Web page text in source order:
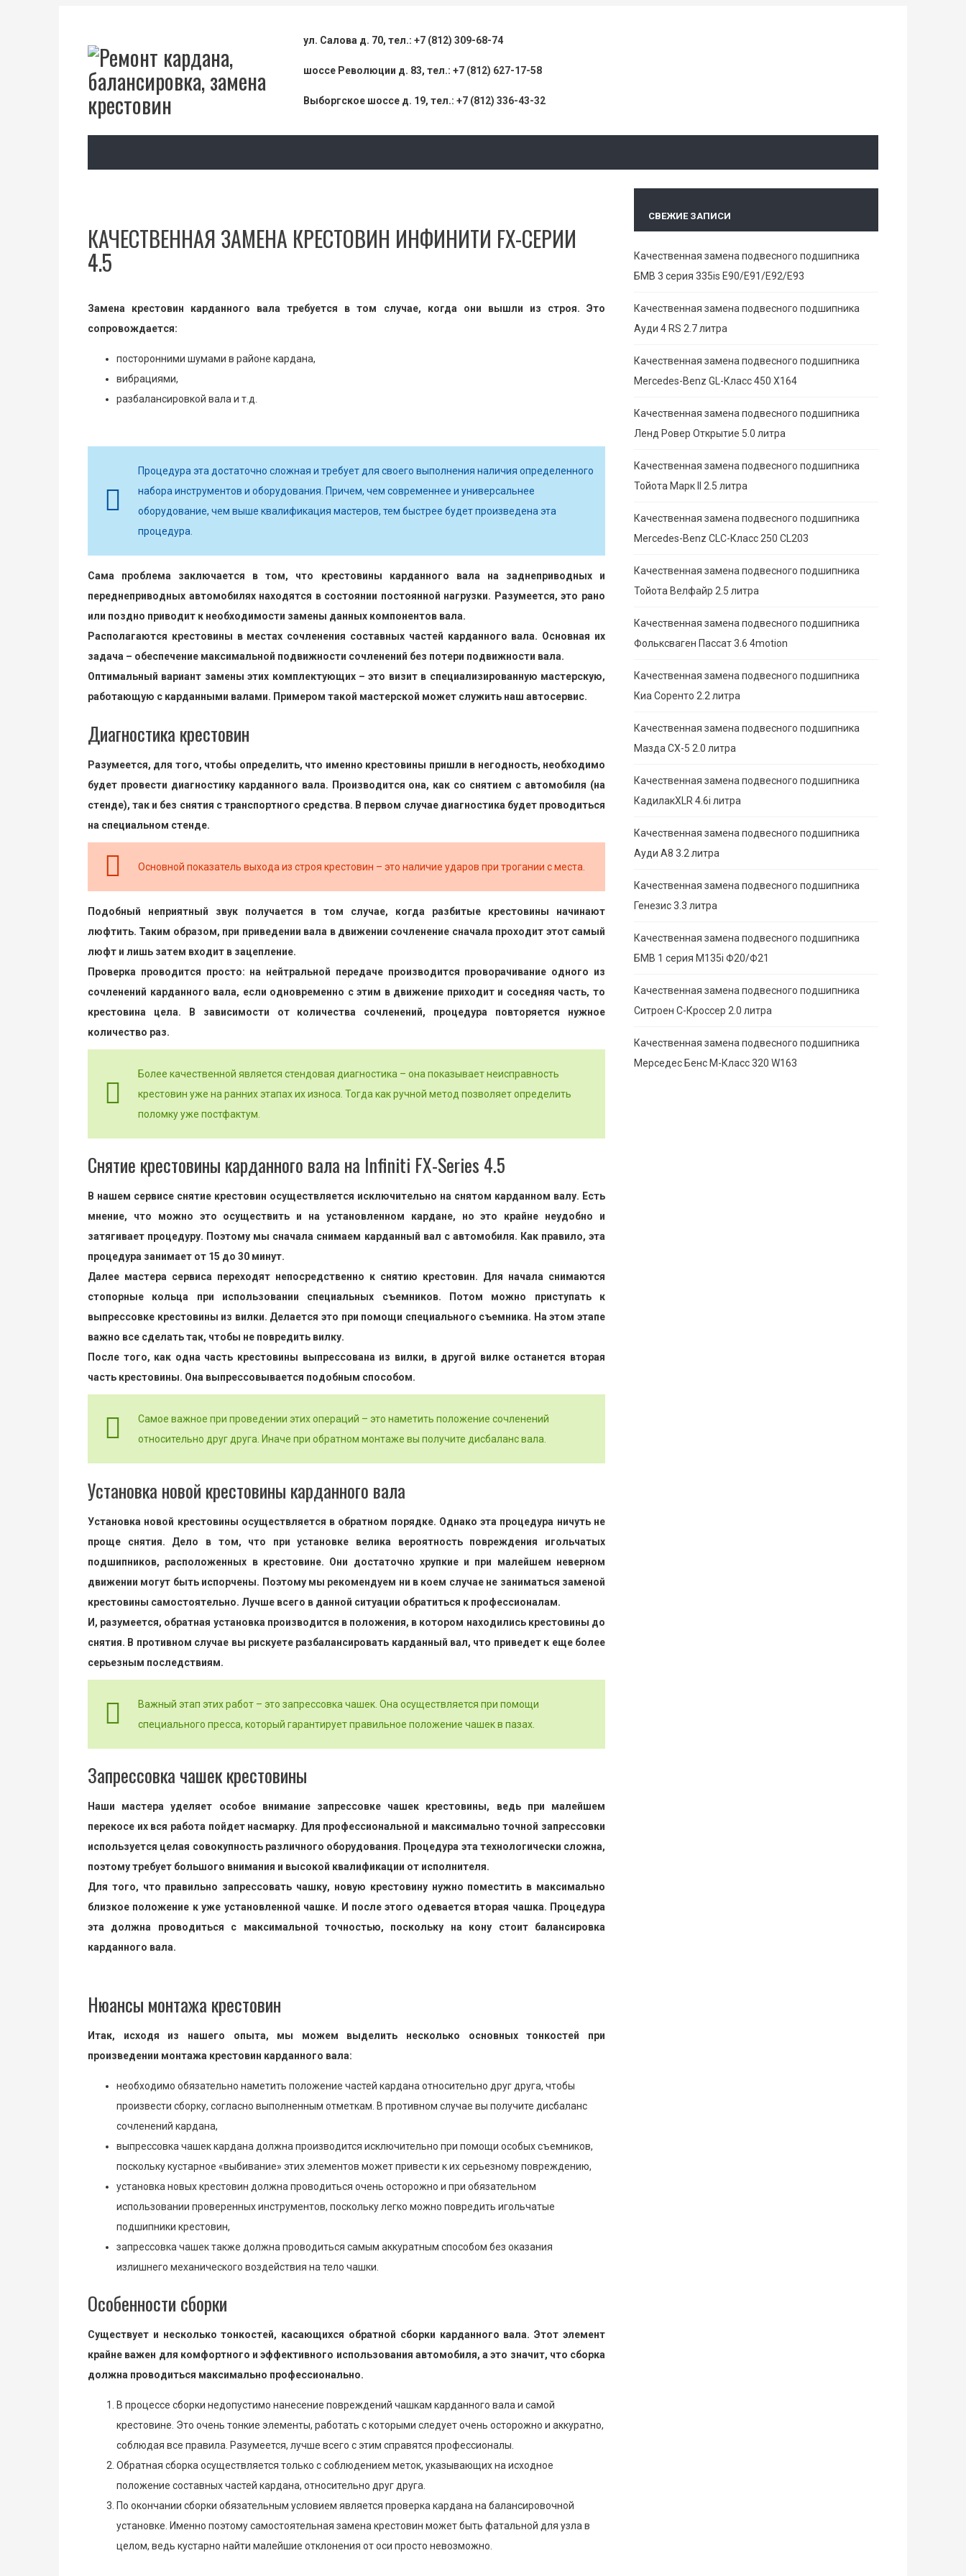
ул. Салова д. 70, тел.: +7 (812) 309-68-74
шоссе Революции д. 83, тел.: +7 (812) 627-17-58
Выборгское шоссе д. 19, тел.: +7 (812) 336-43-32
КАЧЕСТВЕННАЯ ЗАМЕНА КРЕСТОВИН ИНФИНИТИ FX-СЕРИИ
4.5
Замена крестовин карданного вала требуется в том случае, когда они вышли из строя. Это
сопровождается:
посторонними шумами в районе кардана,
вибрациями,
разбалансировкой вала и т.д.
Процедура эта достаточно сложная и требует для своего выполнения наличия определенного
набора инструментов и оборудования. Причем, чем современнее и универсальнее
оборудование, чем выше квалификация мастеров, тем быстрее будет произведена эта
процедура.
Сама проблема заключается в том, что крестовины карданного вала на заднеприводных и
переднеприводных автомобилях находятся в состоянии постоянной нагрузки. Разумеется, это рано
или поздно приводит к необходимости замены данных компонентов вала.
Располагаются крестовины в местах сочленения составных частей карданного вала. Основная их
задача – обеспечение максимальной подвижности сочленений без потери подвижности вала.
Оптимальный вариант замены этих комплектующих – это визит в специализированную мастерскую,
работающую с карданными валами. Примером такой мастерской может служить наш автосервис.
Диагностика крестовин
Разумеется, для того, чтобы определить, что именно крестовины пришли в негодность, необходимо
будет провести диагностику карданного вала. Производится она, как со снятием с автомобиля (на
стенде), так и без снятия с транспортного средства. В первом случае диагностика будет проводиться
на специальном стенде.
Основной показатель выхода из строя крестовин – это наличие ударов при трогании с места.
Подобный неприятный звук получается в том случае, когда разбитые крестовины начинают
люфтить. Таким образом, при приведении вала в движении сочленение сначала проходит этот самый
люфт и лишь затем входит в зацепление.
Проверка проводится просто: на нейтральной передаче производится проворачивание одного из
сочленений карданного вала, если одновременно с этим в движение приходит и соседняя часть, то
крестовина цела. В зависимости от количества сочленений, процедура повторяется нужное
количество раз.
Более качественной является стендовая диагностика – она показывает неисправность
крестовин уже на ранних этапах их износа. Тогда как ручной метод позволяет определить
поломку уже постфактум.
Снятие крестовины карданного вала на Infiniti FX-Series 4.5
В нашем сервисе снятие крестовин осуществляется исключительно на снятом карданном валу. Есть
мнение, что можно это осуществить и на установленном кардане, но это крайне неудобно и
затягивает процедуру. Поэтому мы сначала снимаем карданный вал с автомобиля. Как правило, эта
процедура занимает от 15 до 30 минут.
Далее мастера сервиса переходят непосредственно к снятию крестовин. Для начала снимаются
стопорные кольца при использовании специальных съемников. Потом можно приступать к
выпрессовке крестовины из вилки. Делается это при помощи специального съемника. На этом этапе
важно все сделать так, чтобы не повредить вилку.
После того, как одна часть крестовины выпрессована из вилки, в другой вилке останется вторая
часть крестовины. Она выпрессовывается подобным способом.
Самое важное при проведении этих операций – это наметить положение сочленений
относительно друг друга. Иначе при обратном монтаже вы получите дисбаланс вала.
Установка новой крестовины карданного вала
Установка новой крестовины осуществляется в обратном порядке. Однако эта процедура ничуть не
проще снятия. Дело в том, что при установке велика вероятность повреждения игольчатых
подшипников, расположенных в крестовине. Они достаточно хрупкие и при малейшем неверном
движении могут быть испорчены. Поэтому мы рекомендуем ни в коем случае не заниматься заменой
крестовины самостоятельно. Лучше всего в данной ситуации обратиться к профессионалам.
И, разумеется, обратная установка производится в положения, в котором находились крестовины до
снятия. В противном случае вы рискуете разбалансировать карданный вал, что приведет к еще более
серьезным последствиям.
Важный этап этих работ – это запрессовка чашек. Она осуществляется при помощи
специального пресса, который гарантирует правильное положение чашек в пазах.
Запрессовка чашек крестовины
Наши мастера уделяет особое внимание запрессовке чашек крестовины, ведь при малейшем
перекосе их вся работа пойдет насмарку. Для профессиональной и максимально точной запрессовки
используется целая совокупность различного оборудования. Процедура эта технологически сложна,
поэтому требует большого внимания и высокой квалификации от исполнителя.
Для того, что правильно запрессовать чашку, новую крестовину нужно поместить в максимально
близкое положение к уже установленной чашке. И после этого одевается вторая чашка. Процедура
эта должна проводиться с максимальной точностью, поскольку на кону стоит балансировка
карданного вала.
Нюансы монтажа крестовин
Итак, исходя из нашего опыта, мы можем выделить несколько основных тонкостей при
произведении монтажа крестовин карданного вала:
необходимо обязательно наметить положение частей кардана относительно друг друга, чтобы
произвести сборку, согласно выполненным отметкам. В противном случае вы получите дисбаланс
сочленений кардана,
выпрессовка чашек кардана должна производится исключительно при помощи особых съемников,
поскольку кустарное «выбивание» этих элементов может привести к их серьезному повреждению,
установка новых крестовин должна проводиться очень осторожно и при обязательном
использовании проверенных инструментов, поскольку легко можно повредить игольчатые
подшипники крестовин,
запрессовка чашек также должна проводиться самым аккуратным способом без оказания
излишнего механического воздействия на тело чашки.
Особенности сборки
Существует и несколько тонкостей, касающихся обратной сборки карданного вала. Этот элемент
крайне важен для комфортного и эффективного использования автомобиля, а это значит, что сборка
должна проводиться максимально профессионально.
В процессе сборки недопустимо нанесение повреждений чашкам карданного вала и самой
крестовине. Это очень тонкие элементы, работать с которыми следует очень осторожно и аккуратно,
соблюдая все правила. Разумеется, лучше всего с этим справятся профессионалы.
Обратная сборка осуществляется только с соблюдением меток, указывающих на исходное
положение составных частей кардана, относительно друг друга.
По окончании сборки обязательным условием является проверка кардана на балансировочной
установке. Именно поэтому самостоятельная замена крестовин может быть фатальной для узла в
целом, ведь кустарно найти малейшие отклонения от оси просто невозможно.
СВЕЖИЕ ЗАПИСИ
Качественная замена подвесного подшипника
БМВ 3 серия 335is E90/E91/E92/E93
Качественная замена подвесного подшипника
Ауди 4 RS 2.7 литра
Качественная замена подвесного подшипника
Mercedes-Benz GL-Класс 450 X164
Качественная замена подвесного подшипника
Ленд Ровер Открытие 5.0 литра
Качественная замена подвесного подшипника
Тойота Марк II 2.5 литра
Качественная замена подвесного подшипника
Mercedes-Benz CLC-Класс 250 CL203
Качественная замена подвесного подшипника
Тойота Велфайр 2.5 литра
Качественная замена подвесного подшипника
Фольксваген Пассат 3.6 4motion
Качественная замена подвесного подшипника
Киа Соренто 2.2 литра
Качественная замена подвесного подшипника
Мазда СХ-5 2.0 литра
Качественная замена подвесного подшипника
КадилакXLR 4.6i литра
Качественная замена подвесного подшипника
Ауди А8 3.2 литра
Качественная замена подвесного подшипника
Генезис 3.3 литра
Качественная замена подвесного подшипника
БМВ 1 серия M135i Ф20/Ф21
Качественная замена подвесного подшипника
Ситроен С-Кроссер 2.0 литра
Качественная замена подвесного подшипника
Мерседес Бенс М-Класс 320 W163